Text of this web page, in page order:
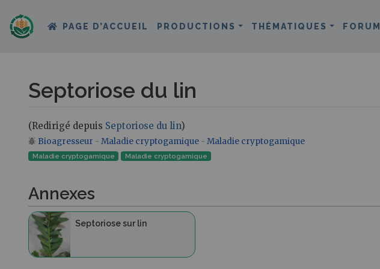
PAGE D’ACCUEIL PRODUCTIONS THÉMATIQUES FORUM
Septoriose du lin
(Redirigé depuis Septoriose du lin)
Aller à :navigation,rechercher
Bioagresseur - Maladie cryptogamique - Maladie cryptogamique
Maladie cryptogamique Maladie cryptogamique‎
Annexes
Septoriose sur lin